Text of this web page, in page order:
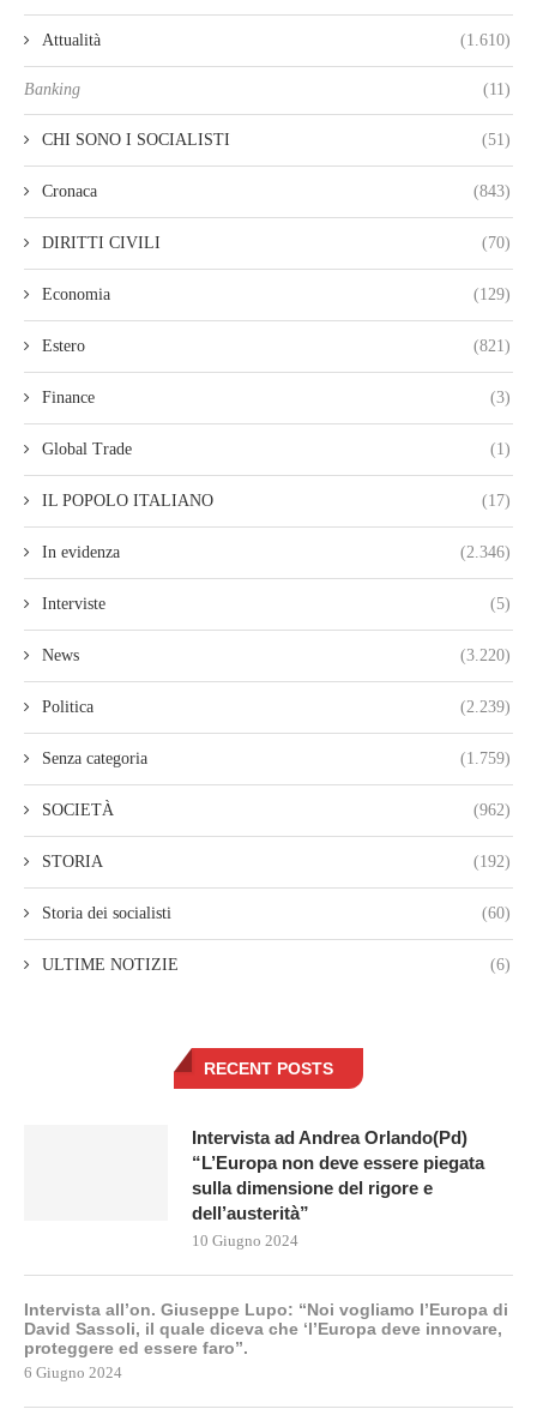
Attualità (1.610)
Banking (11)
CHI SONO I SOCIALISTI (51)
Cronaca (843)
DIRITTI CIVILI (70)
Economia (129)
Estero (821)
Finance (3)
Global Trade (1)
IL POPOLO ITALIANO (17)
In evidenza (2.346)
Interviste (5)
News (3.220)
Politica (2.239)
Senza categoria (1.759)
SOCIETÀ (962)
STORIA (192)
Storia dei socialisti (60)
ULTIME NOTIZIE (6)
RECENT POSTS
Intervista ad Andrea Orlando(Pd)
“L’Europa non deve essere piegata
sulla dimensione del rigore e
dell’austerità”
10 Giugno 2024
Intervista all’on. Giuseppe Lupo: “Noi vogliamo l’Europa di
David Sassoli, il quale diceva che ‘l’Europa deve innovare,
proteggere ed essere faro”.
6 Giugno 2024